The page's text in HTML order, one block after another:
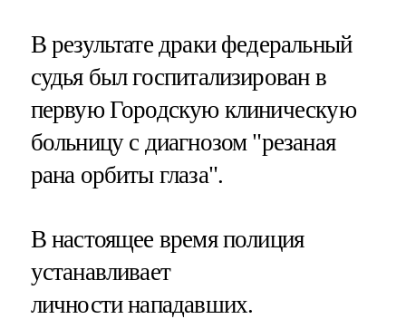
В результате драки федеральный
судья был госпитализирован в
первую Городскую клиническую
больницу с диагнозом "резаная
рана орбиты глаза".
В настоящее время полиция
устанавливает
личности нападавших.